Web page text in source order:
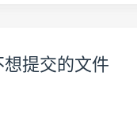
提交的文件